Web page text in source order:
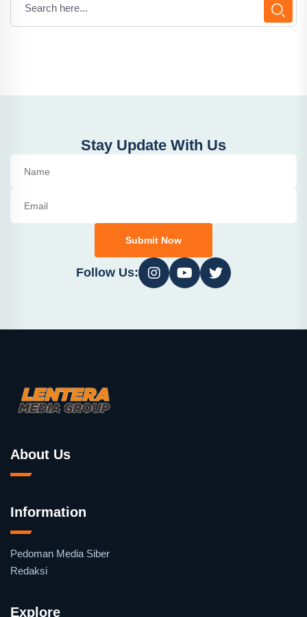
Stay Update With Us
Submit Now
Follow Us:
About Us
Information
Pedoman Media Siber
Redaksi
Explore